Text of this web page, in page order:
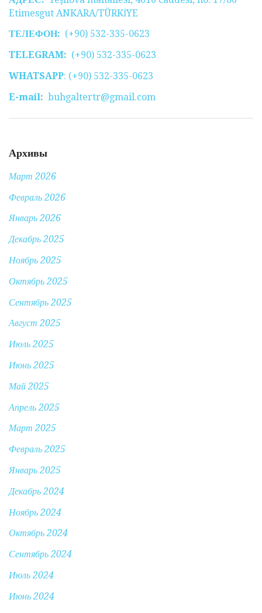
Etimesgut ANKARA/TÜRKİYE
ТЕЛЕФОН: (+90) 532-335-0623
TELEGRAM: (+90) 532-335-0623
WHATSAPP: (+90) 532-335-0623
E-mail: buhgaltertr@gmail.com
Архивы
Март 2026
Февраль 2026
Январь 2026
Декабрь 2025
Ноябрь 2025
Октябрь 2025
Сентябрь 2025
Август 2025
Июль 2025
Июнь 2025
Май 2025
Апрель 2025
Март 2025
Февраль 2025
Январь 2025
Декабрь 2024
Ноябрь 2024
Октябрь 2024
Сентябрь 2024
Июль 2024
Июнь 2024